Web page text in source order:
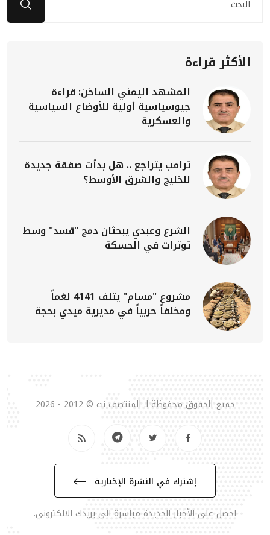
الأكثر قراءة
المشهد اليمني الساخن: قراءة
جيوسياسية أولية للأوضاع السياسية
والعسكرية
ترامب يتراجع .. هل بدأت صفقة جديدة
للخليج والشرق الأوسط؟
الشرع وعبدي يبحثان دمج "قسد" وسط
توترات في الحسكة
مشروع "مسام" يتلف 4141 لغماً
ومخلفاً حربياً في مديرية ميدي بحجة
جميع الحقوق محفوظة لـ المنتصف نت © 2012 - 2026
إشترك في النشرة الإخبارية
احصل على الأخبار الجديدة مباشرة الى بريدك الالكتروني.